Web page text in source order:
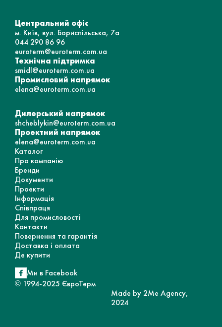
Центральний офіс
м. Київ, вул. Бориспільська, 7а
044 290 86 96
euroterm@euroterm.com.ua
Технічна підтримка
smidl@euroterm.com.ua
Промисловий напрямок
elena@euroterm.com.ua
Дилерський напрямок
shcheblykin@euroterm.com.ua
Проектний напрямок
elena@euroterm.com.ua
Каталог
Про компанію
Бренди
Документи
Проекти
Інформація
Співпраця
Для промисловості
Контакти
Повернення та гарантія
Доставка і оплата
Де купити
Ми в Facebook
© 1994-2025 ЄвроТерм
Made by 2Me Agency,
2024